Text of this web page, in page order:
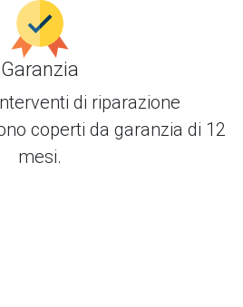
Garanzia
di riparazione
coperti da garanzia di 12
mesi.